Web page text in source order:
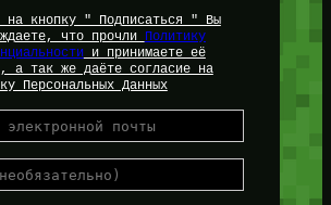
на кнопку " Подписаться " Вы
что прочли
Политику
и принимаете её
а так же даёте согласие на
Персональных Данных